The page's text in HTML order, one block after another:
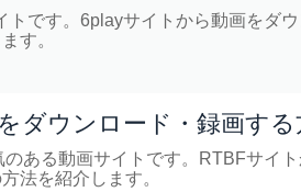
です。6playサイトから動画をダ
す。
ダウンロード・録画す
ある動画サイトです。RTBFサイ
法を紹介します。